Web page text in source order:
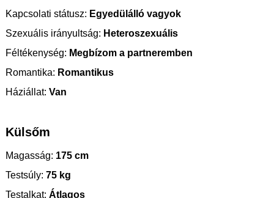
Kapcsolati státusz: Egyedülálló vagyok
Szexuális irányultság: Heteroszexuális
Féltékenység: Megbízom a partneremben
Romantika: Romantikus
Háziállat: Van
Külsőm
Magasság: 175 cm
Testsúly: 75 kg
Testalkat: Átlagos